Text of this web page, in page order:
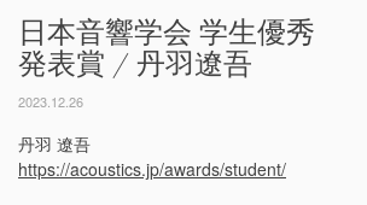
日本音響学会 学生優秀
発表賞 / 丹羽遼吾
2023.12.26
丹羽 遼吾
https://acoustics.jp/awards/student/